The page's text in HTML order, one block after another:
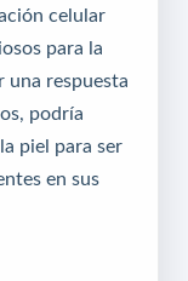
celular
para la
una respuesta
podría
piel para ser
en sus